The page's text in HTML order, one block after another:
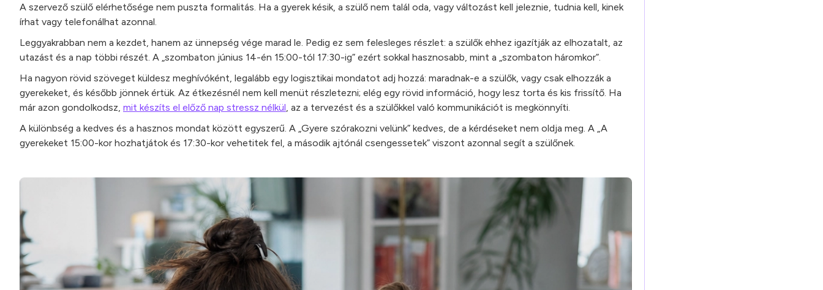
A szervező szülő elérhetősége nem puszta formalitás. Ha a gyerek késik, a szülő nem talál oda, vagy változást kell jeleznie, tudnia kell, kinek
írhat vagy telefonálhat azonnal.
Leggyakrabban nem a kezdet, hanem az ünnepség vége marad le. Pedig ez sem felesleges részlet: a szülők ehhez igazítják az elhozatalt, az
utazást és a nap többi részét. A „szombaton június 14-én 15:00-tól 17:30-ig” ezért sokkal hasznosabb, mint a „szombaton háromkor”.
Ha nagyon rövid szöveget küldesz meghívóként, legalább egy logisztikai mondatot adj hozzá: maradnak-e a szülők, vagy csak elhozzák a
gyerekeket, és később jönnek értük. Az étkezésnél nem kell menüt részletezni; elég egy rövid információ, hogy lesz torta és kis frissítő. Ha
már azon gondolkodsz, mit készíts el előző nap stressz nélkül , az a tervezést és a szülőkkel való kommunikációt is megkönnyíti.
A különbség a kedves és a hasznos mondat között egyszerű. A „Gyere szórakozni velünk” kedves, de a kérdéseket nem oldja meg. A „A
gyerekeket 15:00-kor hozhatjátok és 17:30-kor vehetitek fel, a második ajtónál csengessetek” viszont azonnal segít a szülőnek.